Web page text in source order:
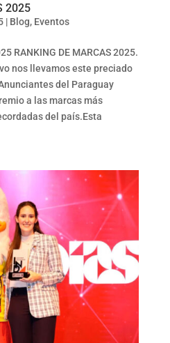
2025
| Blog, Eventos
RANKING DE MARCAS 2025.
nos llevamos este preciado
del Paraguay
a las marcas más
del país.Esta